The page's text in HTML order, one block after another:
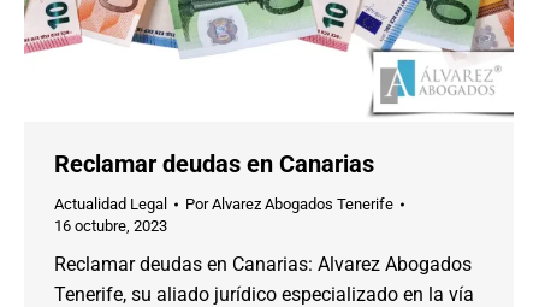
Reclamar deudas en Canarias
Actualidad Legal PorAlvarez Abogados Tenerife
16 octubre, 2023
Reclamar deudas en Canarias: Alvarez Abogados
Tenerife, su aliado jurídico especializado en la vía